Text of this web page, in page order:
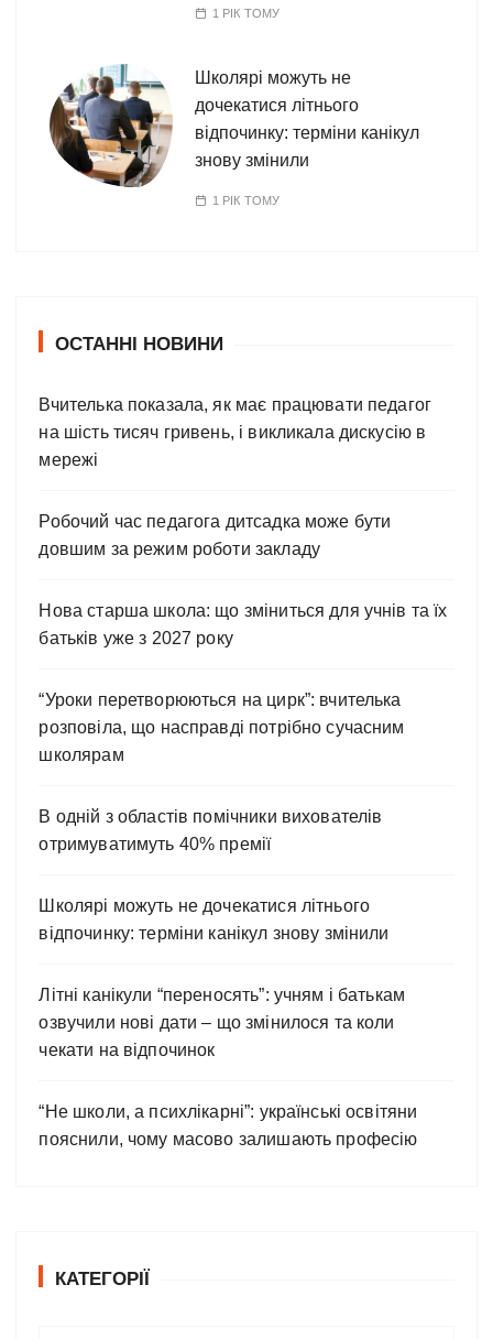
1 РІК ТОМУ
Школярі можуть не
дочекатися літнього
відпочинку: терміни канікул
знову змінили
1 РІК ТОМУ
ОСТАННІ НОВИНИ
Вчителька показала, як має працювати педагог
на шість тисяч гривень, і викликала дискусію в
мережі
Робочий час педагога дитсадка може бути
довшим за режим роботи закладу
Нова старша школа: що зміниться для учнів та їх
батьків уже з 2027 року
“Уроки перетворюються на цирк”: вчителька
розповіла, що насправді потрібно сучасним
школярам
В одній з областів помічники вихователів
отримуватимуть 40% премії
Школярі можуть не дочекатися літнього
відпочинку: терміни канікул знову змінили
Літні канікули “переносять”: учням і батькам
озвучили нові дати – що змінилося та коли
чекати на відпочинок
“Не школи, а психлікарні”: українські освітяни
пояснили, чому масово залишають професію
КАТЕГОРІЇ